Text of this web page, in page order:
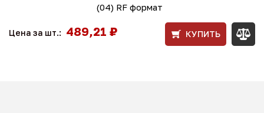
(04) RF формат
Цена за шт.: 489,21 ₽ КУПИТЬ